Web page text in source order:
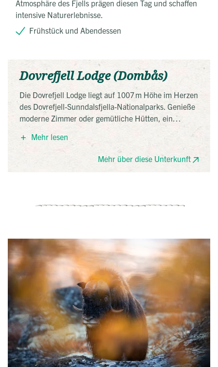
Atmosphäre des Fjells prägen diesen Tag und schaffen
intensive Naturerlebnisse.
Frühstück und Abendessen
Dovrefjell Lodge (Dombås)
Die Dovrefjell Lodge liegt auf 1007 m Höhe im Herzen
des Dovrefjell-Sunndalsfjella-Nationalparks. Genieße
moderne Zimmer oder gemütliche Hütten, ein
reichhaltiges Frühstück und eine herrliche
Sonnenterrasse. Perfekter Ausgangspunkt für
Wanderungen und geführte Moschusochsen-Safaris
Mehr lesen
Mehr über diese Unterkunft